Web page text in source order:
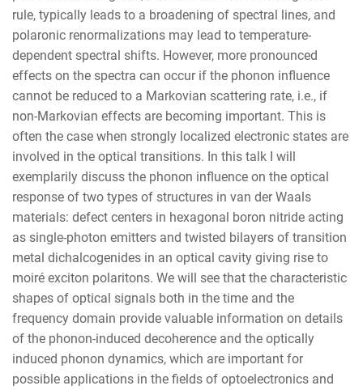
rule, typically leads to a broadening of spectral lines, and
polaronic renormalizations may lead to temperature-
dependent spectral shifts. However, more pronounced
effects on the spectra can occur if the phonon influence
cannot be reduced to a Markovian scattering rate, i.e., if
non-Markovian effects are becoming important. This is
often the case when strongly localized electronic states are
involved in the optical transitions. In this talk I will
exemplarily discuss the phonon influence on the optical
response of two types of structures in van der Waals
materials: defect centers in hexagonal boron nitride acting
as single-photon emitters and twisted bilayers of transition
metal dichalcogenides in an optical cavity giving rise to
moiré exciton polaritons. We will see that the characteristic
shapes of optical signals both in the time and the
frequency domain provide valuable information on details
of the phonon-induced decoherence and the optically
induced phonon dynamics, which are important for
possible applications in the fields of optoelectronics and